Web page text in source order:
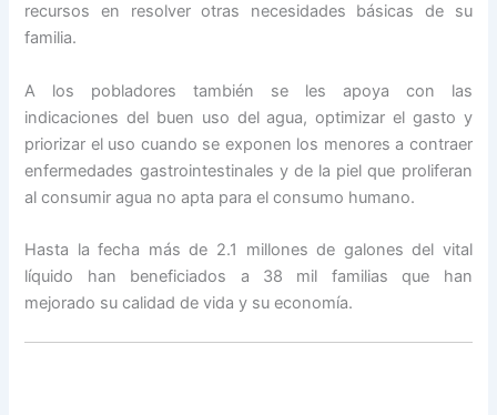
recursos en resolver otras necesidades básicas de su
familia.
A los pobladores también se les apoya con las
indicaciones del buen uso del agua, optimizar el gasto y
priorizar el uso cuando se exponen los menores a contraer
enfermedades gastrointestinales y de la piel que proliferan
al consumir agua no apta para el consumo humano.
Hasta la fecha más de 2.1 millones de galones del vital
líquido han beneficiados a 38 mil familias que han
mejorado su calidad de vida y su economía.